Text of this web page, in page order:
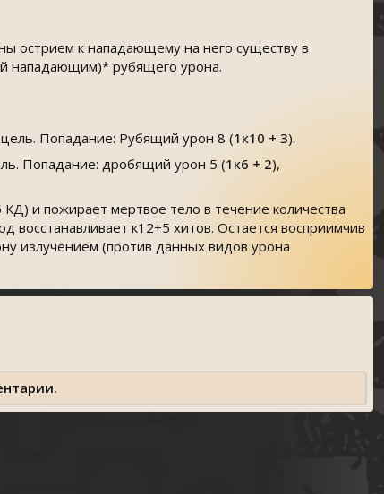
острием к нападающему на него существу в
нападающим)* рубящего урона.
Попадание: Рубящий урон 8 (1к10 + 3).
Попадание: дробящий урон 5 (1к6 + 2),
и пожирает мертвое тело в течение количества
к12+5 хитов. Остается восприимчив
излучением (против данных видов урона